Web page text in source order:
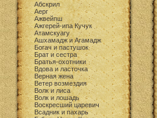
Абскрил
Аерг
Ажвейпш
Ажгерей-ипа Кучук
Атамскуагу
Ашхамадж и Агамадж
Богач и пастушок
Брат и сестра
Братья-охотники
Вдова и ласточка
Верная жена
Ветер возмездия
Волк и лиса
Волк и лошадь
Воскресший царевич
Всадник и пахарь